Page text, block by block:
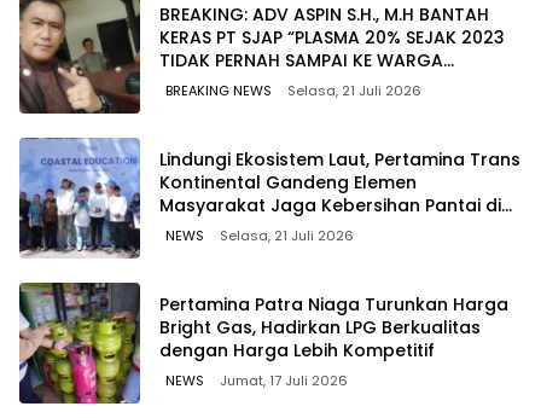
BREAKING: ADV ASPIN S.H., M.H BANTAH
KERAS PT SJAP “PLASMA 20% SEJAK 2023
TIDAK PERNAH SAMPAI KE WARGA
WAWOONE!
BREAKING NEWS Selasa, 21 Juli 2026
Lindungi Ekosistem Laut, Pertamina Trans
Kontinental Gandeng Elemen
Masyarakat Jaga Kebersihan Pantai di
Bitung, Sulawesi
NEWS Selasa, 21 Juli 2026
Pertamina Patra Niaga Turunkan Harga
Bright Gas, Hadirkan LPG Berkualitas
dengan Harga Lebih Kompetitif
NEWS Jumat, 17 Juli 2026